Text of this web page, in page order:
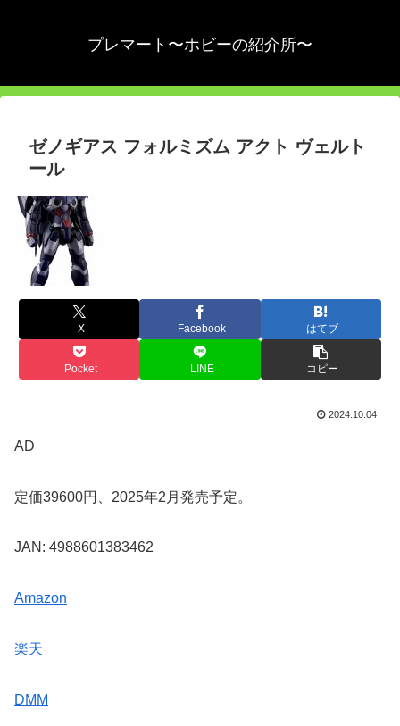
プレマート〜ホビーの紹介所〜
ゼノギアス フォルミズム アクト ヴェルト
ール
X Facebook はてブ
Pocket LINE コピー
2024.10.04
AD
定価39600円、2025年2月発売予定。
JAN: 4988601383462
Amazon
楽天
DMM